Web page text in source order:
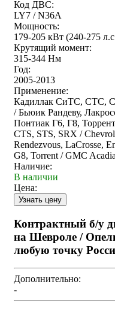
Код ДВС:
LY7 / N36A
Мощность:
179-205 кВт (240-275
Крутящий момент:
315-344 Нм
Год:
2005-2013
Применение:
Кадиллак СиТС, СТС,
/ Бьюик Рандеву,
Понтиак Г6, Г8,
CTS, STS, SRX /
Rendezvous, LaCrosse,
G8, Torrent / GMC
Наличие:
В наличии
Цена:
Контрактный б/у
на Шевроле /
любую точку
Дополнительно:
-